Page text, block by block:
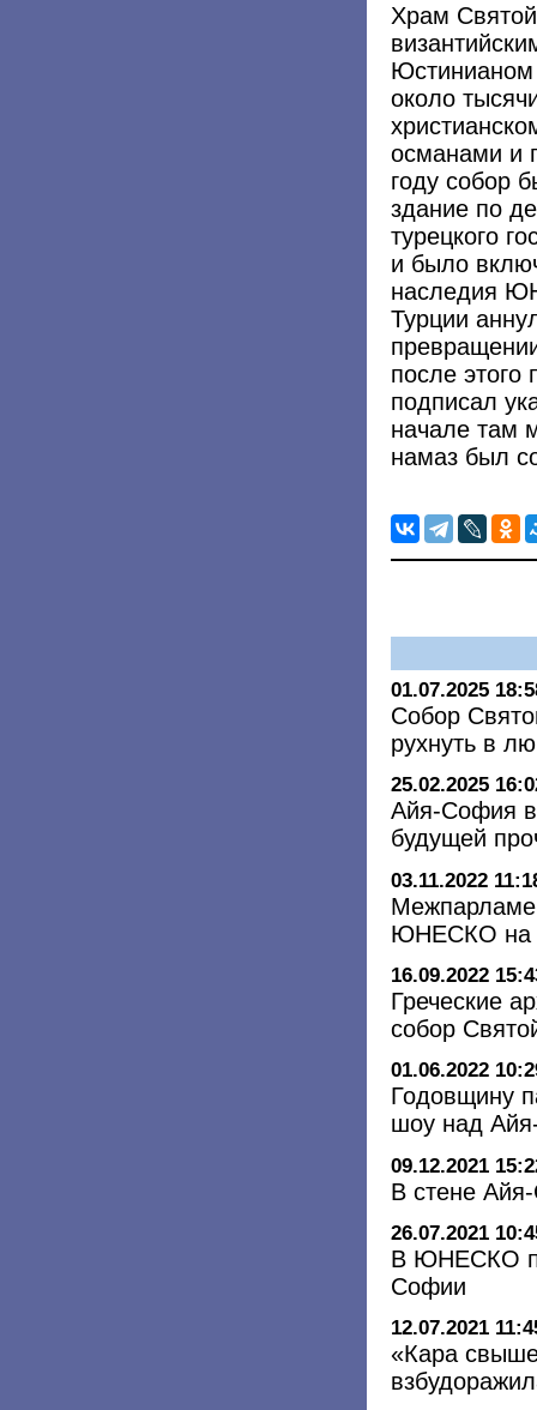
Храм
Юстинианом
около
османами и
году собор
здание по
турецкого
и было
наследия
Турции
после этого
подписал
начале там
намаз был
01.07.2025
Собор
рухнуть в
25.02.2025
Айя-София
будущей
03.11.2022
ЮНЕСКО на
16.09.2022
Греческие
собор
01.06.2022
Годовщину
шоу над
09.12.2021
В стене
26.07.2021
В ЮНЕСКО
Софии
12.07.2021
«Кара